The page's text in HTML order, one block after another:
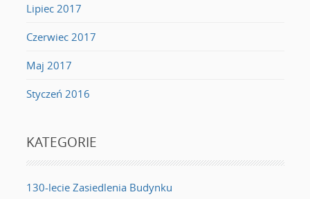
Lipiec 2017
Czerwiec 2017
Maj 2017
Styczeń 2016
KATEGORIE
130-lecie Zasiedlenia Budynku